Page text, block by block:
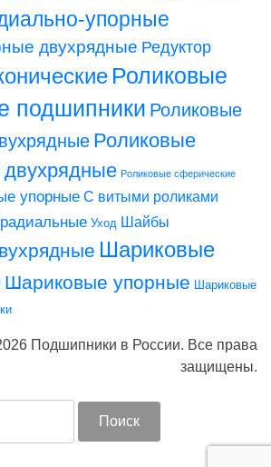
упорные
двухрядные Редуктор
Роликовые
подшипники Роликовые
Роликовые
двухрядные Роликовые сферические
упорные С витыми роликами
Уход Шайбы
Шариковые
Шариковые упорные Шариковые
Подшипники в России. Все права
защищены.